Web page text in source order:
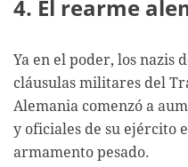
4. El rearme
Ya en el poder, los nazis
cláusulas militares del
Alemania comenzó a
y oficiales de su ejército
armamento pesado.